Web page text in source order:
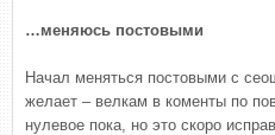
…меняюсь постовыми
Начал меняться постовыми с
желает – велкам в коменты по
нулевое пока, но это скоро